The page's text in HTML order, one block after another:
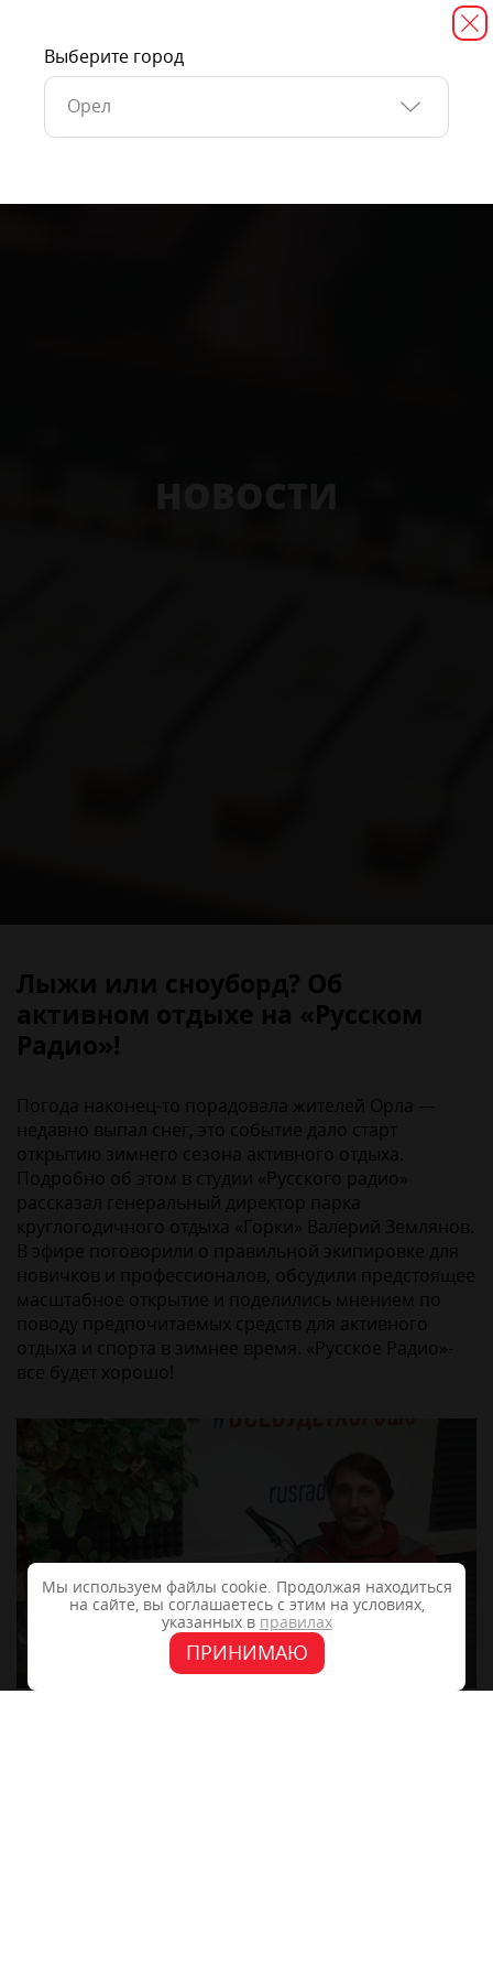
Лыжи или сноуборд? Об
активном отдыхе на «Русском
Радио»!
Погода наконец-то порадовала жителей Орла —
недавно выпал снег, это событие дало старт
открытию зимнего сезона активного отдыха.
Подробно об этом в студии «Русского радио»
рассказал генеральный директор парка
круглогодичного отдыха «Горки» Валерий Землянов.
В эфире поговорили о правильной экипировке для
новичков и профессионалов, обсудили предстоящее
масштабное открытие и поделились мнением по
поводу предпочитаемых средств для активного
отдыха и спорта в зимнее время. «Русское Радио»-
все будет хорошо!
Мы используем файлы cookie. Продолжая находиться
на сайте, вы соглашаетесь с этим на условиях,
указанных в правилах
ПРИНИМАЮ
Выберите город
Орел